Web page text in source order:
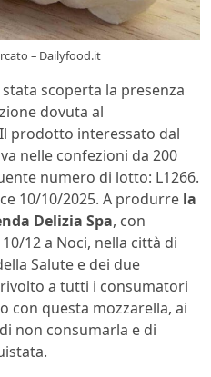
– Dailyfood.it
scoperta la presenza
dovuta al
prodotto interessato dal
nelle confezioni da 200
numero di lotto: L1266.
10/10/2025. A produrre la
Delizia Spa, con
12 a Noci, nella città di
Salute e dei due
a tutti i consumatori
con questa mozzarella, ai
non consumarla e di